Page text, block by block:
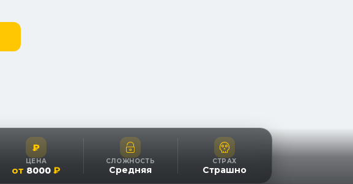
₽
ЦЕНА
от 8000 ₽
СЛОЖНОСТЬ
Средняя
СТРАХ
Страшно